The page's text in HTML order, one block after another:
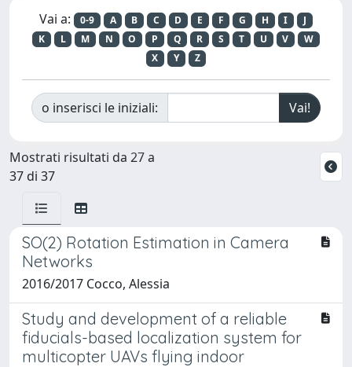
Vai a: 0-9 A B C D E F G H I
J
K
L M N O P Q R S T U V
W
X
Y Z
o inserisci le iniziali:
Mostrati risultati da 27 a
37 di 37
SO(2) Rotation Estimation in Camera
Networks
2016/2017 Cocco, Alessia
Study and development of a reliable
fiducials-based localization system for
multicopter UAVs flying indoor